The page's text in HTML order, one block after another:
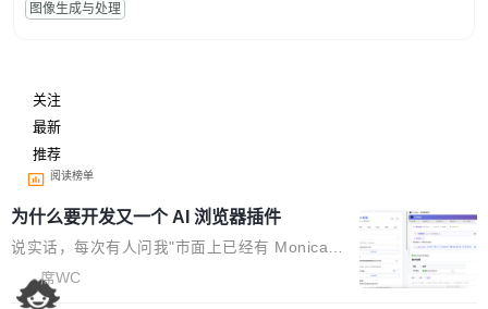
图像生成与处理
关注
最新
推荐
阅读榜单
为什么要开发又一个 AI 浏览器插件
说实话，每次有人问我"市面上已经有 Monica、
Sider、Copilot for Chrome 这些 AI 浏览器插件
了，你为什么还要再做一个"，我都觉得这个问题
席WC